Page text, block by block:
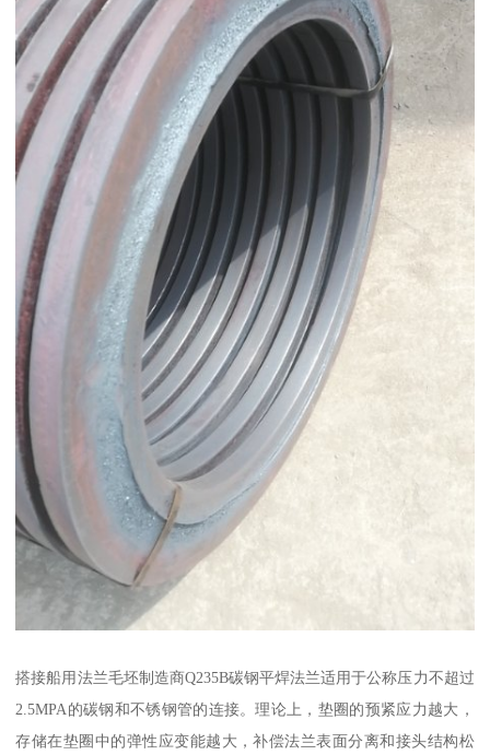
搭接船用法兰毛坯制造商Q235B碳钢平焊法兰适用于公称压力不超过
2.5MPA的碳钢和不锈钢管的连接。理论上，垫圈的预紧应力越大，
存储在垫圈中的弹性应变能越大，补偿法兰表面分离和接头结构松